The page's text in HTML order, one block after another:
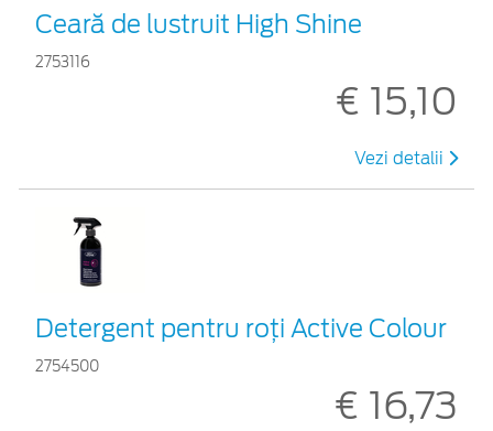
Ceară de lustruit High Shine
2753116
€ 15,10
Vezi detalii
Detergent pentru roți Active Colour
2754500
€ 16,73